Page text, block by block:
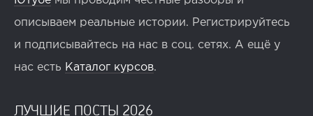
описываем реальные истории. Регистрируйтесь
и подписывайтесь на нас в соц. сетях. А ещё у
нас есть Каталог курсов.
ЛУЧШИЕ ПОСТЫ 2026